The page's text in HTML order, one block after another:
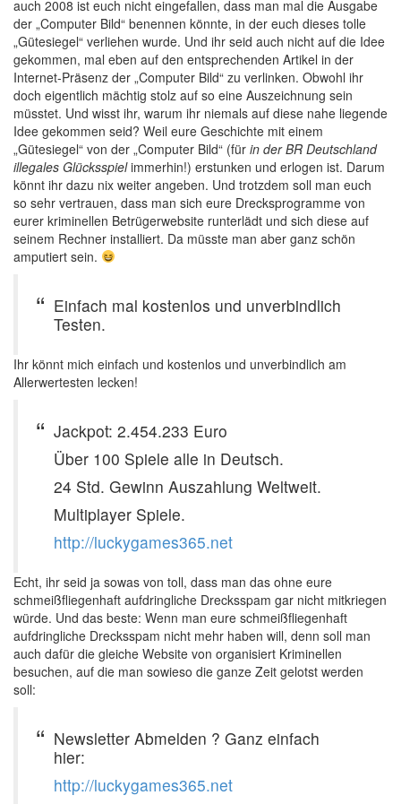
auch 2008 ist euch nicht eingefallen, dass man mal die Ausgabe
der „Computer Bild“ benennen könnte, in der euch dieses tolle
„Gütesiegel“ verliehen wurde. Und ihr seid auch nicht auf die Idee
gekommen, mal eben auf den entsprechenden Artikel in der
Internet-Präsenz der „Computer Bild“ zu verlinken. Obwohl ihr
doch eigentlich mächtig stolz auf so eine Auszeichnung sein
müsstet. Und wisst ihr, warum ihr niemals auf diese nahe liegende
Idee gekommen seid? Weil eure Geschichte mit einem
„Gütesiegel“ von der „Computer Bild“ (für in der BR Deutschland
illegales Glücksspielimmerhin!) erstunken und erlogen ist. Darum
könnt ihr dazu nix weiter angeben. Und trotzdem soll man euch
so sehr vertrauen, dass man sich eure Drecksprogramme von
eurer kriminellen Betrügerwebsite runterlädt und sich diese auf
seinem Rechner installiert. Da müsste man aber ganz schön
amputiert sein.
Einfach mal kostenlos und unverbindlich
Testen.
Ihr könnt mich einfach und kostenlos und unverbindlich am
Allerwertesten lecken!
Jackpot: 2.454.233 Euro
Über 100 Spiele alle in Deutsch.
24 Std. Gewinn Auszahlung Weltweit.
Multiplayer Spiele.
http://luckygames365.net
Echt, ihr seid ja sowas von toll, dass man das ohne eure
schmeißfliegenhaft aufdringliche Drecksspam gar nicht mitkriegen
würde. Und das beste: Wenn man eure schmeißfliegenhaft
aufdringliche Drecksspam nicht mehr haben will, denn soll man
auch dafür die gleiche Website von organisiert Kriminellen
besuchen, auf die man sowieso die ganze Zeit gelotst werden
soll:
Newsletter Abmelden ? Ganz einfach
hier:
http://luckygames365.net